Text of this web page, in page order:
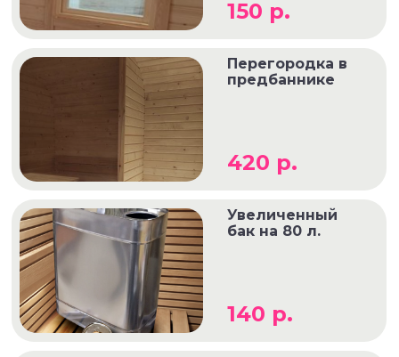
Увеличенный
бак на 80 л.
140 р.
420 р.
Перегородка в
предбаннике
150 р.